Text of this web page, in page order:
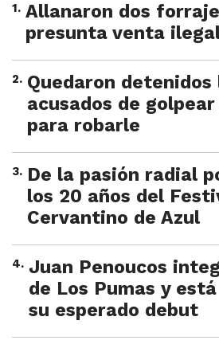
1. Allanaron dos
presunta venta
2. Quedaron
acusados de
para robarle
3. De la pasión radial
los 20 años del
Cervantino de Azul
4. Juan Penoucos
de Los Pumas y
su esperado debut